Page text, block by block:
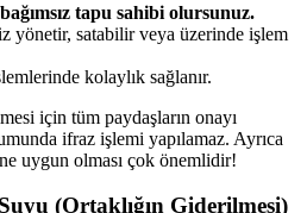
tapu sahibi olursunuz.
yönetir, satabilir veya üzerinde işlem
kolaylık sağlanır.
için tüm paydaşların onayı
ifraz işlemi yapılamaz. Ayrıca
uygun olması çok önemlidir!
(Ortaklığın Giderilmesi)